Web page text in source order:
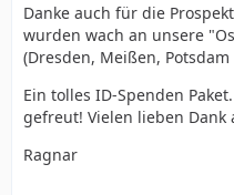
Danke auch für die
wurden wach an unsere
(Dresden, Meißen,
Ein tolles ID-Spenden
gefreut! Vielen lieben Dank
Ragnar